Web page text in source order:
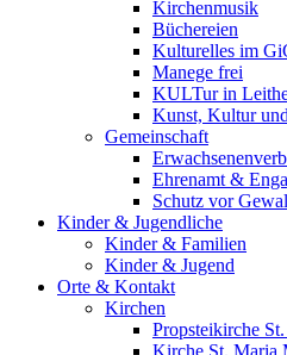
Kirchenmusik
Büchereien
Kulturelles im
Manege frei
KULTur in
Kunst, Kultur
Gemeinschaft
Ehrenamt &
Schutz vor
Kinder & Jugendliche
Kinder & Familien
Kinder & Jugend
Orte & Kontakt
Kirchen
Propsteikirche
Kirche St. Maria